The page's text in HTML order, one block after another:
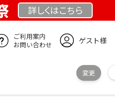
詳しくはこちら
ご利用案内
お問い合わせ
ゲスト様
変更